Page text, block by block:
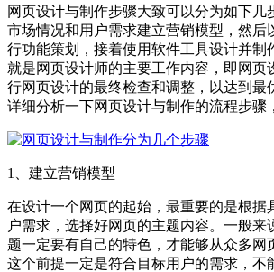
网页设计与制作步骤大致可以分为如下几
市场情况和用户需求建立营销模型，然后
行功能策划，接着使用软件工具设计并制
就是网页设计师的主要工作内容，即网页
行网页设计的最终检查和调整，以达到最
详细分析一下网页设计与制作的流程步骤
1、建立营销模型
在设计一个网页的起始，最重要的是根据
户需求，选择好网页的主题内容。一般来
题一定要有自己的特色，才能够从众多网
这个前提一定是符合目标用户的需求，不